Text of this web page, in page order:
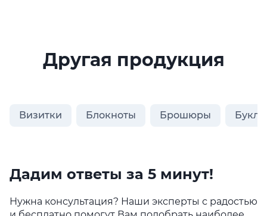
Другая продукция
Визитки Блокноты Брошюры
Дадим ответы за 5 минут!
Нужна консультация? Наши эксперты с радостью